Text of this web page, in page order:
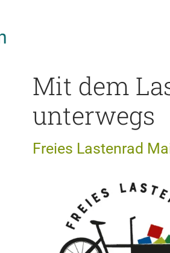
Mit dem
unterwegs
Freies Lastenrad